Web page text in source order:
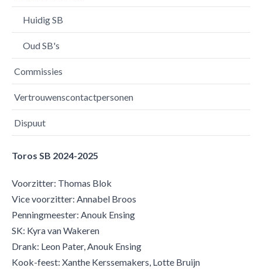
Huidig SB
Oud SB's
Commissies
Vertrouwenscontactpersonen
Dispuut
Toros SB 2024-2025
Voorzitter: Thomas Blok
Vice voorzitter: Annabel Broos
Penningmeester: Anouk Ensing
SK: Kyra van Wakeren
Drank: Leon Pater, Anouk Ensing
Kook-feest: Xanthe Kerssemakers, Lotte Bruijn